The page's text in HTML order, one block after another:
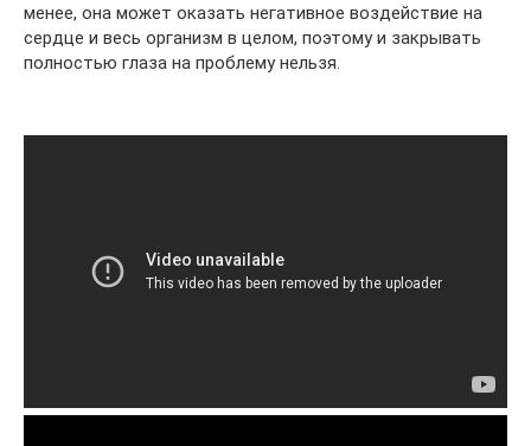
менее, она может оказать негативное воздействие на
сердце и весь организм в целом, поэтому и закрывать
полностью глаза на проблему нельзя.